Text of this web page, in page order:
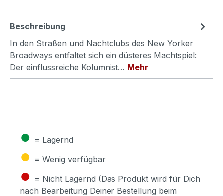
Beschreibung
In den Straßen und Nachtclubs des New Yorker
Broadways entfaltet sich ein düsteres Machtspiel:
Der einflussreiche Kolumnist… Mehr
● = Lagernd
● = Wenig verfügbar
● = Nicht Lagernd (Das Produkt wird für Dich
nach Bearbeitung Deiner Bestellung beim